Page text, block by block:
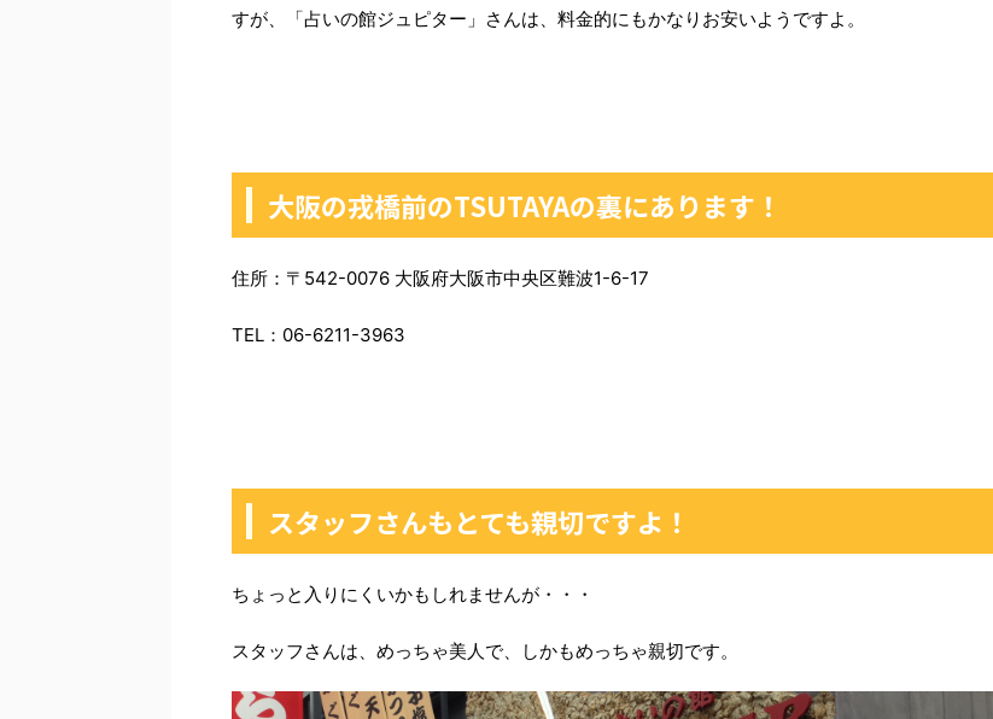
すが、「占いの館ジュピター」さんは、料金的にもかなりお安いようですよ。
大阪の戎橋前のTSUTAYAの裏にあります！
住所：〒542-0076 大阪府大阪市中央区難波1-6-17
TEL：06-6211-3963
スタッフさんもとても親切ですよ！
ちょっと入りにくいかもしれませんが・・・
スタッフさんは、めっちゃ美人で、しかもめっちゃ親切です。